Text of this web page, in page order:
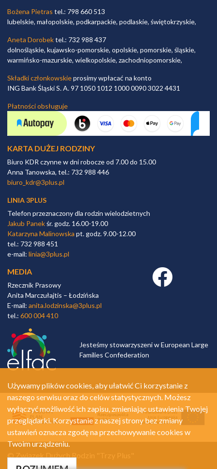
Bożena Pietras tel.: 798 660 513
lubelskie, małopolskie, podkarpackie, podlaskie, świętokrzyskie,
Aneta Dorobektel.: 732 988 437
dolnośląskie, kujawsko-pomorskie, opolskie, pomorskie, śląskie,
warmińsko-mazurskie, wielkopolskie, zachodniopomorskie,
Składki członkowskieprosimy wpłacać na konto
ING Bank Śląski S. A. 97 1050 1012 1000 0090 3022 4431
Płatności obsługuje
KARTA DUŻEJ RODZINY
Biuro KDR czynne w dni robocze od 7.00 do 15.00
Anna Tanowska, tel.: 732 988 446
biuro_kdr@3plus.pl
LINIA 3PLUS
Telefon przeznaczony dla rodzin wielodzietnych
Jakub Panekśr. godz. 16.00-19.00
Katarzyna Malinowska pt. godz. 9.00-12.00
tel.: 732 988 451
e-mail: linia@3plus.pl
MEDIA
Rzecznik Prasowy
Anita Marczułajtis – Łodzińska
E-mail: anita.lodzinska@3plus.pl
tel.: 600 004 410
Facebook link
Jesteśmy stowarzyszeni w European Large
Families Confederation
© Związek Dużych Rodzin "Trzy Plus"
Polityka prywatności
Używamy plików cookies, aby ułatwić Ci korzystanie z
naszego serwisu oraz do celów statystycznych. Możesz
wyłączyć możliwość ich zapisu, zmieniając ustawienia Twojej
przeglądarki. Korzystanie z naszej strony bez zmiany
ustawień oznacza zgodę na przechowywanie cookies w
Twoim urządzeniu.